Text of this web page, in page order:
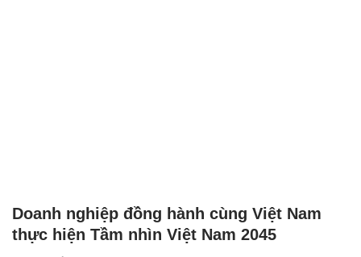
Doanh nghiệp đồng hành cùng Việt Nam
thực hiện Tầm nhìn Việt Nam 2045